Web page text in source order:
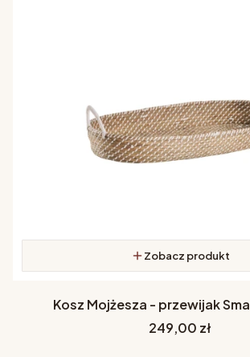
Zobacz produkt
Kosz Mojżesza - przewijak
Cena
249,00 zł